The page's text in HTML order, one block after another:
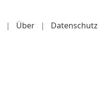
| Über | Datenschutz